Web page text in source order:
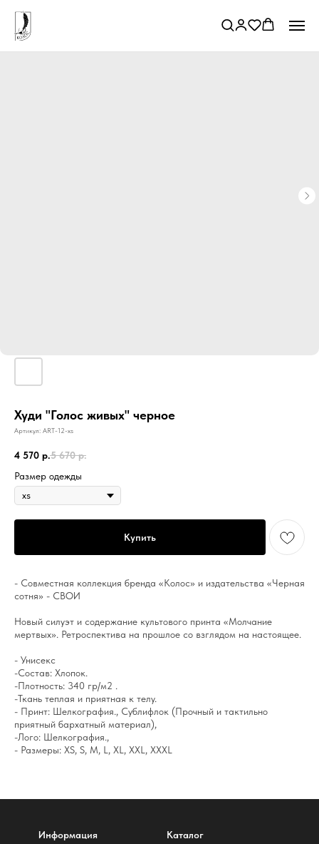
Худи "Голос живых" черное
Артикул: ART-12-xs
4 570 р.5 670 р.
Размер одежды
Купить
- Совместная коллекция бренда «Колос» и издательства «Черная
сотня» - СВОИ
Новый силуэт и содержание культового принта «Молчание
мертвых». Ретроспектива на прошлое со взглядом на настоящее.
- Унисекс
-Состав: Хлопок.
-Плотность: 340 гр/м2 .
-Ткань теплая и приятная к телу.
- Принт: Шелкография., Сублифлок (Прочный и тактильно
приятный бархатный материал),
-Лого: Шелкография.,
- Размеры: XS, S, M, L, XL, XXL, XXXL
Каталог
Информация